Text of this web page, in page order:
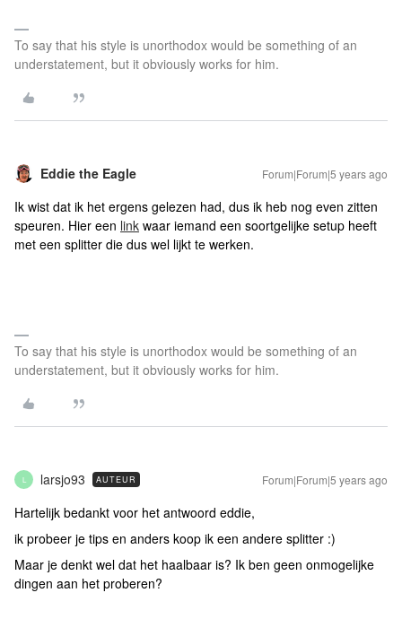
To say that his style is unorthodox would be something of an
understatement, but it obviously works for him.
Eddie the Eagle Forum|Forum|5 years ago
Ik wist dat ik het ergens gelezen had, dus ik heb nog even zitten
speuren. Hier een link waar iemand een soortgelijke setup heeft
met een splitter die dus wel lijkt te werken.
To say that his style is unorthodox would be something of an
understatement, but it obviously works for him.
L larsjo93 AUTEUR Forum|Forum|5 years ago
Hartelijk bedankt voor het antwoord eddie,
ik probeer je tips en anders koop ik een andere splitter :)
Maar je denkt wel dat het haalbaar is? Ik ben geen onmogelijke
dingen aan het proberen?